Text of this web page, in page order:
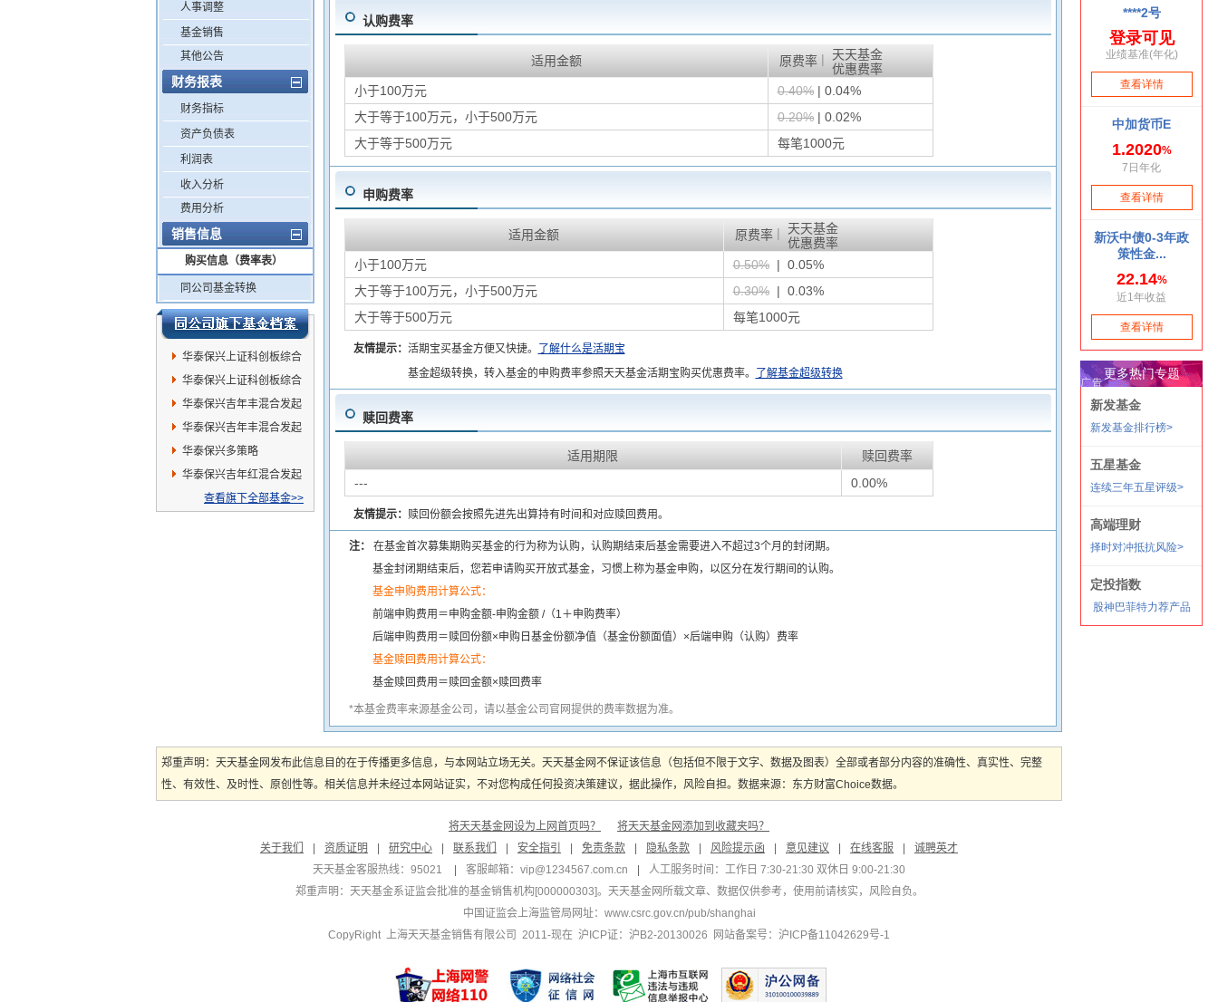
人事调整
基金销售
其他公告
财务报表
财务指标
资产负债表
利润表
收入分析
费用分析
销售信息
购买信息（费率表）
同公司基金转换
华泰保兴上证科创板综合
指数增强发起A
华泰保兴上证科创板综合
指数增强发起C
华泰保兴吉年丰混合发起
A
华泰保兴吉年丰混合发起
C
华泰保兴多策略
华泰保兴吉年红混合发起
查看旗下全部基金>>
认购费率
适用金额 原费率 |
天天基金
优惠费率
小于100万元
0.40%| 0.04%
大于等于100万元，小于500万元
0.20%| 0.02%
大于等于500万元
每笔1000元
申购费率
适用金额 原费率 |
天天基金
优惠费率
小于100万元
0.50%| 0.05%
大于等于100万元，小于500万元
0.30%| 0.03%
大于等于500万元
每笔1000元
友情提示： 活期宝买基金方便又快捷。
了解什么是活期宝
基金超级转换，转入基金的申购费率参照天天基金活期宝购买优惠费率。
了解基金超级转换
赎回费率
适用期限
赎回费率
---
0.00%
友情提示： 赎回份额会按照先进先出算持有时间和对应赎回费用。
注： 在基金首次募集期购买基金的行为称为认购，认购期结束后基金需要进入不超过3个月的封闭期。
基金封闭期结束后，您若申请购买开放式基金，习惯上称为基金申购，以区分在发行期间的认购。
基金申购费用计算公式：
前端申购费用＝申购金额-申购金额 /（1＋申购费率）
后端申购费用＝赎回份额×申购日基金份额净值（基金份额面值）×后端申购（认购）费率
基金赎回费用计算公式：
基金赎回费用＝赎回金额×赎回费率
*本基金费率来源基金公司，请以基金公司官网提供的费率数据为准。
郑重声明：天天基金网发布此信息目的在于传播更多信息，与本网站立场无关。天天基金网不保证该信息（包括但不限于文字、数据及图表）全部或者部分内容的准确性、真实性、完整
性、有效性、及时性、原创性等。相关信息并未经过本网站证实，不对您构成任何投资决策建议，据此操作，风险自担。数据来源：东方财富Choice数据。
将天天基金网设为上网首页吗？
将天天基金网添加到收藏夹吗？
关于我们
资质证明 研究中心 联系我们 安全指引 免责条款 隐私条款 风险提示函 意见建议 在线客服
诚聘英才
天天基金客服热线：95021
客服邮箱： vip@1234567.com.cn
人工服务时间：工作日 7:30-21:30 双休日 9:00-21:30
郑重声明： 天天基金系证监会批准的基金销售机构[000000303]。天天基金网所载文章、数据仅供参考，使用前请核实，风险自负。
中国证监会上海监管局网址： www.csrc.gov.cn/pub/shanghai
CopyRight 上海天天基金销售有限公司 2011-现在 沪ICP证：沪B2-20130026
网站备案号：沪ICP备11042629号-1